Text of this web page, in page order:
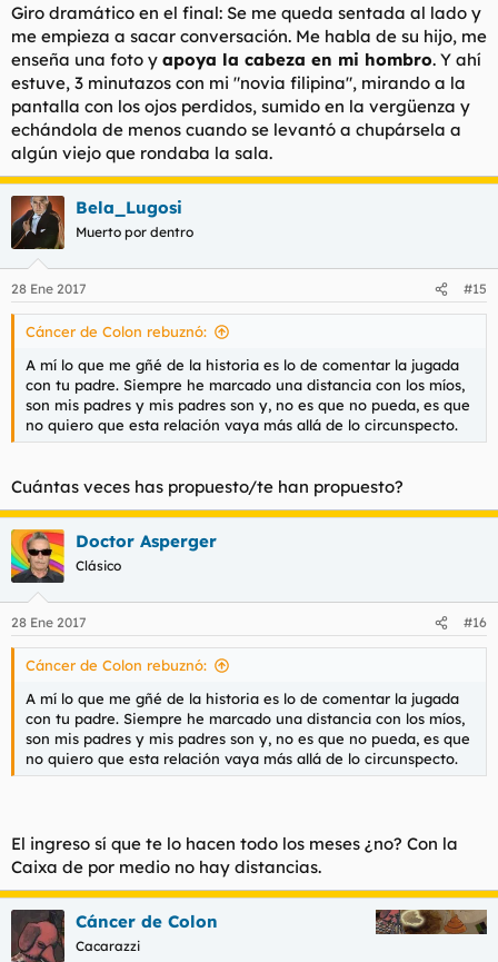
Giro dramático en el final: Se me queda sentada al lado y
me empieza a sacar conversación. Me habla de su hijo, me
enseña una foto y apoya la cabeza en mi hombro. Y ahí
estuve, 3 minutazos con mi "novia filipina", mirando a la
pantalla con los ojos perdidos, sumido en la vergüenza y
echándola de menos cuando se levantó a chupársela a
algún viejo que rondaba la sala.
Bela_Lugosi
Muerto por dentro
28 Ene 2017 #15
Cáncer de Colon rebuznó:
A mí lo que me gñé de la historia es lo de comentar la jugada
con tu padre. Siempre he marcado una distancia con los míos,
son mis padres y mis padres son y, no es que no pueda, es que
no quiero que esta relación vaya más allá de lo circunspecto.
Cuántas veces has propuesto/te han propuesto?
Doctor Asperger
Clásico
28 Ene 2017 #16
Cáncer de Colon rebuznó:
A mí lo que me gñé de la historia es lo de comentar la jugada
con tu padre. Siempre he marcado una distancia con los míos,
son mis padres y mis padres son y, no es que no pueda, es que
no quiero que esta relación vaya más allá de lo circunspecto.
El ingreso sí que te lo hacen todo los meses ¿no? Con la
Caixa de por medio no hay distancias.
Cáncer de Colon
Cacarazzi